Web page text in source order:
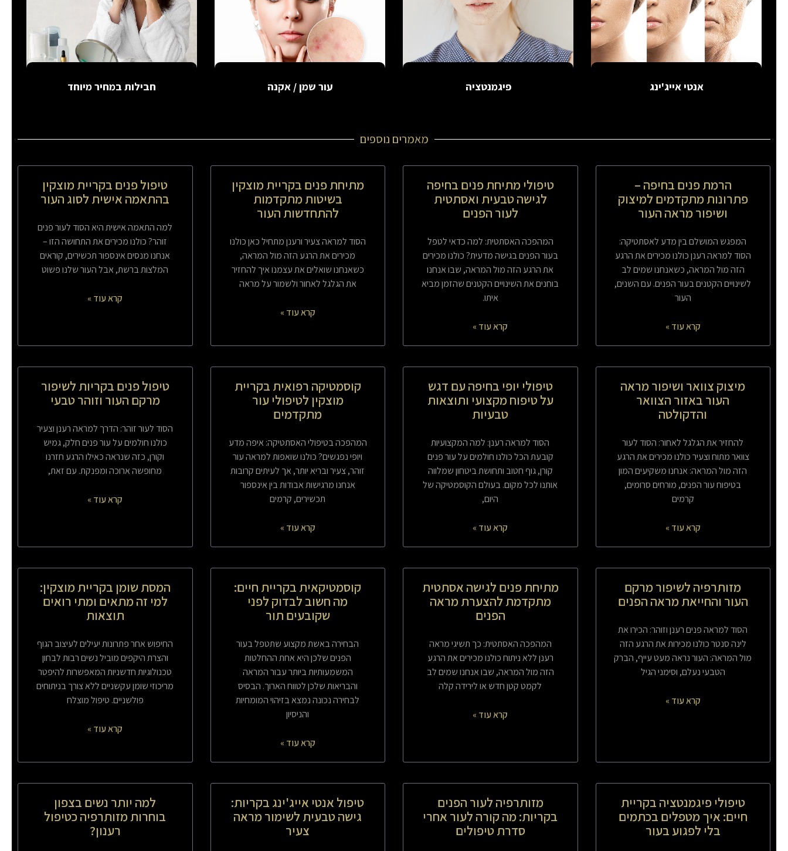
אנטי אייג'ינג פיגמנטציה עור שמן / אקנה חבילות במחיר מיוחד
מאמרים נוספים
הרמת פנים בחיפה –
פתרונות מתקדמים למיצוק
ושיפור מראה העור
המפגש המושלם בין מדע לאסתטיקה:
הסוד למראה רענן כולנו מכירים את הרגע
הזה מול המראה, כשאנחנו שמים לב
לשינויים הקטנים בעור הפנים. עם השנים,
העור
קרא עוד »
טיפולי מתיחת פנים בחיפה
לגישה טבעית ואסתטית
לעור הפנים
המהפכה האסתטית: למה כדאי לטפל
בעור הפנים בגישה מדעית? כולנו מכירים
את הרגע הזה מול המראה, שבו אנחנו
בוחנים את השינויים הקטנים שהזמן מביא
איתו.
קרא עוד »
מתיחת פנים בקריית מוצקין
בשיטות מתקדמות
להתחדשות העור
הסוד למראה צעיר ורענן מתחיל כאן כולנו
מכירים את הרגע הזה מול המראה,
כשאנחנו שואלים את עצמנו איך להחזיר
את הגלגל לאחור ולשמור על מראה
קרא עוד »
טיפול פנים בקריית מוצקין
בהתאמה אישית לסוג העור
למה התאמה אישית היא הסוד לעור פנים
זוהר? כולנו מכירים את התחושה הזו –
אנחנו מנסים אינספור תכשירים, קוראים
המלצות ברשת, אבל העור שלנו פשוט
קרא עוד »
מיצוק צוואר ושיפור מראה
העור באזור הצוואר
והדקולטה
להחזיר את הגלגל לאחור: הסוד לעור
צוואר מתוח וצעיר כולנו מכירים את הרגע
הזה מול המראה: אנחנו משקיעים המון
בטיפוח עור הפנים, מורחים סרומים,
קרמים
קרא עוד »
טיפולי יופי בחיפה עם דגש
על טיפוח מקצועי ותוצאות
טבעיות
הסוד למראה רענן: למה המקצועיות
קובעת הכל כולנו חולמים על עור פנים
קורן, גוף חטוב ותחושת ביטחון שמלווה
אותנו לכל מקום. בעולם הקוסמטיקה של
היום,
קרא עוד »
קוסמטיקה רפואית בקריית
מוצקין לטיפולי עור
מתקדמים
המהפכה בטיפולי האסתטיקה: איפה מדע
ויופי נפגשים? כולנו שואפות למראה עור
זוהר, צעיר ובריא יותר, אך לעיתים קרובות
אנחנו מרגישות אבודות בין אינספור
תכשירים, קרמים
קרא עוד »
טיפול פנים בקריות לשיפור
מרקם העור וזוהר טבעי
הסוד לעור זוהר: הדרך למראה רענן וצעיר
כולנו חולמים על עור פנים חלק, גמיש
וקורן, כזה שנראה כאילו הרגע חזרנו
מחופשה ארוכה ומפנקת. עם זאת,
קרא עוד »
מזותרפיה לשיפור מרקם
העור והחייאת מראה הפנים
הסוד למראה פנים רענן וזוהר: הכירו את
לינה סנטר כולנו מכירות את הרגע הזה
מול המראה: העור נראה מעט עייף, הברק
הטבעי נעלם, וסימני הגיל
קרא עוד »
מתיחת פנים לגישה אסתטית
מתקדמת להצערת מראה
הפנים
המהפכה האסתטית: כך תשיגי מראה
רענן ללא ניתוח כולנו מכירים את הרגע
הזה מול המראה, שבו אנחנו שמים לב
לקמט קטן חדש או לירידה קלה
קרא עוד »
קוסמטיקאית בקריית חיים:
מה חשוב לבדוק לפני
שקובעים תור
הבחירה באשת מקצוע שתטפל בעור
הפנים שלכן היא אחת ההחלטות
המשמעותיות ביותר עבור המראה
והבריאות שלכן לטווח הארוך. הבסיס
לבחירה נכונה נמצא בזיהוי המומחיות
והניסיון
קרא עוד »
המסת שומן בקריית מוצקין:
למי זה מתאים ומתי רואים
תוצאות
החיפוש אחר פתרונות יעילים לעיצוב הגוף
והצרת היקפים מוביל נשים רבות לבחון
טכנולוגיות חדשניות המאפשרות להיפטר
מריכוזי שומן עקשניים ללא צורך בניתוחים
פולשניים. טיפול מוצלח
קרא עוד »
טיפולי פיגמנטציה בקריית
חיים: איך מטפלים בכתמים
בלי לפגוע בעור
מזותרפיה לעור הפנים
בקריות: מה קורה לעור אחרי
סדרת טיפולים
טיפול אנטי אייג'ינג בקריות:
גישה טבעית לשימור מראה
צעיר
למה יותר נשים בצפון
בוחרות מזותרפיה כטיפול
רענון?